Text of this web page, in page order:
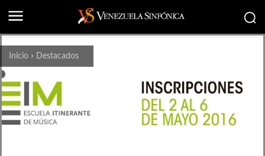
Inicio Destacados